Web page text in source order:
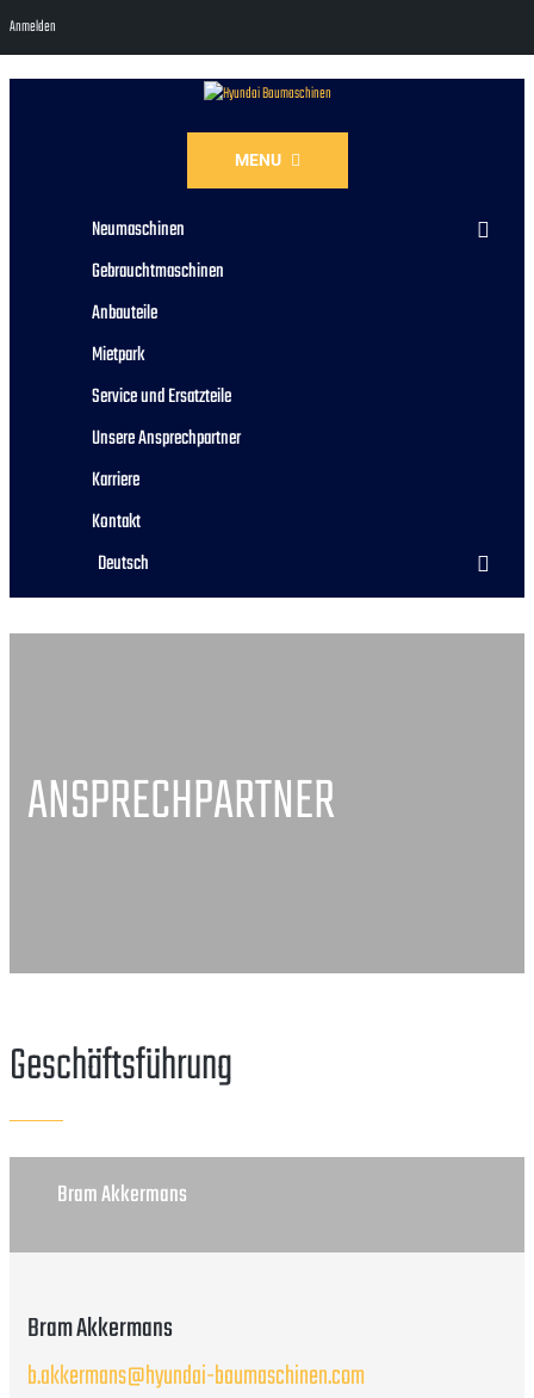
MENU
Neumaschinen
Gebrauchtmaschinen
Anbauteile
Mietpark
Service und Ersatzteile
Unsere Ansprechpartner
Karriere
Kontakt
Deutsch
ANSPRECHPARTNER
Geschäftsführung
Bram Akkermans
Bram Akkermans
b.akkermans@hyundai-baumaschinen.com
Anmelden